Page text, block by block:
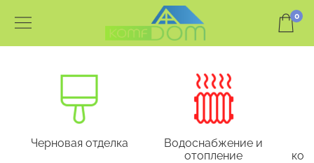
0
Черновая отделка
Водоснабжение и
отопление